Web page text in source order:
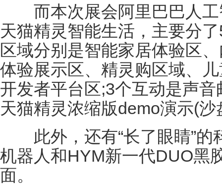
而本次展会阿里巴巴人工
天猫精灵智能生活，主要分
区域分别是智能家居体验区
体验展示区、精灵购区域、
开发者平台区;3个互动是声
天猫精灵浓缩版demo演示(沙
此外，还有“长了眼睛”的
机器人和HYM新一代DUO黑
面。